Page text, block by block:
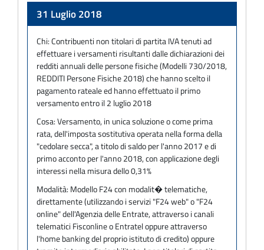
31 Luglio 2018
Chi:Contribuenti non titolari di partita IVA tenuti ad
effettuare i versamenti risultanti dalle dichiarazioni dei
redditi annuali delle persone fisiche (Modelli 730/2018,
REDDITI Persone Fisiche 2018) che hanno scelto il
pagamento rateale ed hanno effettuato il primo
versamento entro il 2 luglio 2018
Cosa:Versamento, in unica soluzione o come prima
rata, dell'imposta sostitutiva operata nella forma della
"cedolare secca", a titolo di saldo per l'anno 2017 e di
primo acconto per l'anno 2018, con applicazione degli
interessi nella misura dello 0,31%
Modalità: Modello F24 con modalit� telematiche,
direttamente (utilizzando i servizi "F24 web" o "F24
online" dell'Agenzia delle Entrate, attraverso i canali
telematici Fisconline o Entratel oppure attraverso
l'home banking del proprio istituto di credito) oppure